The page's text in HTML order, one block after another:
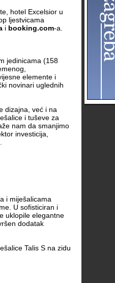
hotel Excelsior u
ljestvicama
i booking.com-a.
jedinicama (158
elemente i
novinari uglednih
dizajna, već i na
i tuševe za
nam da smanjimo
investicija,
i miješalicama
U sofisticiran i
uklopile elegantne
dodatak
Talis S na zidu